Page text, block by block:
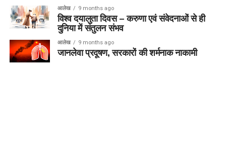
आलेख 9 months ago
विश्व दयालुता दिवस – करुणा एवं संवेदनाओं से ही
दुनिया में संतुलन संभव
आलेख 9 months ago
जानलेवा प्रदूषण, सरकारों की शर्मनाक नाकामी